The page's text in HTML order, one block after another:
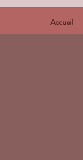
Accueil